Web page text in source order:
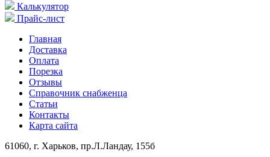
Калькулятор
Прайс-лист
Главная
Доставка
Оплата
Порезка
Отзывы
Справочник снабженца
Статьи
Контакты
Карта сайта
61060, г. Харьков, пр.Л.Ландау, 155б